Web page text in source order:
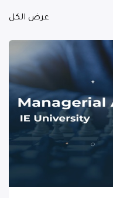
عرض الكل